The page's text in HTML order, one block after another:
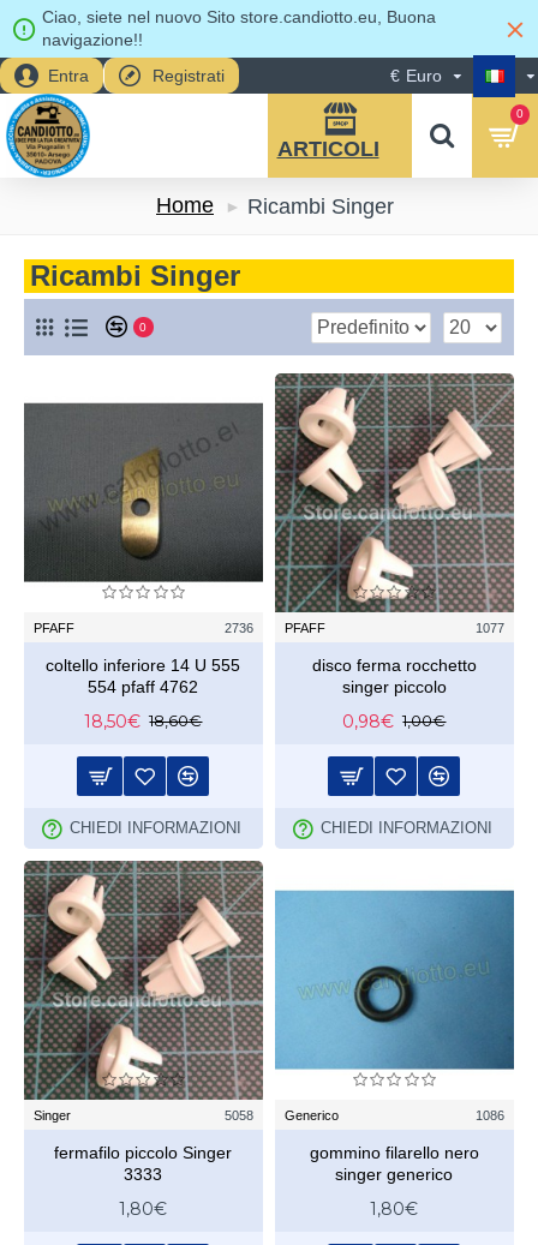
Ciao, siete nel nuovo Sito store.candiotto.eu, Buona
navigazione!!
Entra
Registrati € Euro
0
Home Ricambi Singer
Ricambi Singer
0
PFAFF 2736
coltello inferiore 14 U 555
554 pfaff 4762
18,50€ 18,60€
CHIEDI INFORMAZIONI
PFAFF 1077
disco ferma rocchetto
singer piccolo
0,98€ 1,00€
CHIEDI INFORMAZIONI
Singer 5058
fermafilo piccolo Singer
3333
1,80€
Generico 1086
gommino filarello nero
singer generico
1,80€